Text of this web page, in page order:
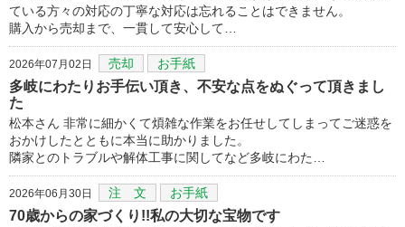
ている方々の対応の丁寧な対応は忘れることはできません。
購入から売却まで、一貫して安心して…
2026年07月02日 売却 お手紙
多岐にわたりお手伝い頂き、不安な点をぬぐって頂きまし
た
松本さん 非常に細かくて煩雑な作業をお任せしてしまってご迷惑を
おかけしたとともに本当に助かりました。
隣家とのトラブルや解体工事に関してなど多岐にわた…
2026年06月30日 注 文 お手紙
70歳からの家づくり!!私の大切な宝物です